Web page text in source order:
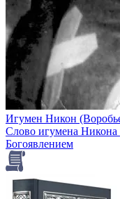
Игумен Никон
Слово игумена
Богоявлением